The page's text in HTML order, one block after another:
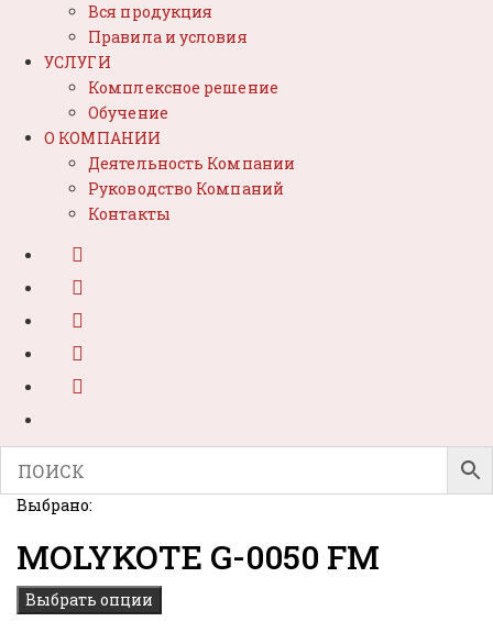
Вся продукция
Правила и условия
УСЛУГИ
Комплексное решение
Обучение
О КОМПАНИИ
Деятельность Компании
Руководство Компаний
Контакты
Выбрано:
MOLYKOTE G-0050 FM
Выбрать опции